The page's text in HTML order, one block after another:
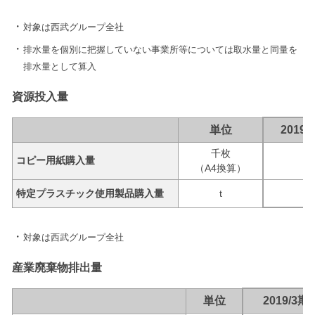
対象は西武グループ全社
排水量を個別に把握していない事業所等については取水量と同量を
排水量として算入
資源投入量
単位 2019/
コピー用紙購入量
千枚
（A4換算）
特定プラスチック使用製品購入量 t
対象は西武グループ全社
産業廃棄物排出量
単位 2019/3期